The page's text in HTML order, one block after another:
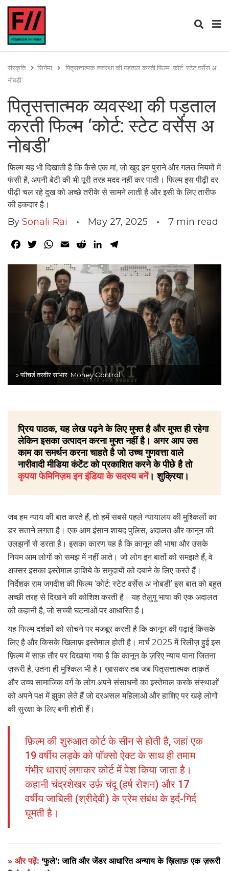
संस्कृति सिनेमा
पितृसत्तात्मक व्यवस्था की पड़ताल करती फिल्म ‘कोर्ट: स्टेट वर्सेस अ
नोबडी’
पितृसत्तात्मक व्यवस्था की पड़ताल
करती फिल्म ‘कोर्ट: स्टेट वर्सेस अ
नोबडी’
फिल्म यह भी दिखाती है कि कैसे एक मां, जो खुद इन पुराने और गलत नियमों में
फंसी है, अपनी बेटी की भी पूरी तरह मदद नहीं कर पाती। फिल्म इस पीढ़ी दर
पीढ़ी चल रहे दुख को अच्छे तरीके से सामने लाती है और इसी के लिए तारीफ
की हकदार है।
By Sonali Rai May 27, 2025 7 min read
Facebook
TwitterWhatsApp
Email RedditLinkedIn
» फीचर्ड तस्वीर साभार: Money Control
प्रिय पाठक, यह लेख पढ़ने के लिए मुफ्त है और मुफ्त ही रहेगा
लेकिन इसका उत्पादन करना मुफ्त नहीं है। अगर आप उस
काम का समर्थन करना चाहते है जो उच्च गुणवत्ता वाले
नारीवादी मीडिया कंटेंट को प्रकाशित करने के पीछे है तो
कृपया फेमिनिज़म इन इंडिया के सदस्य बनें। शुक्रिया।
जब हम न्याय की बात करते हैं, तो हमें सबसे पहले न्यायालय की मुश्किलों का
डर सताने लगता है। एक आम इंसान शायद पुलिस, अदालत और कानून की
उलझनों से डरता है। इसका कारण यह है कि कानून की भाषा और उसके
नियम आम लोगों को समझ में नहीं आते। जो लोग इन बातों को समझते हैं, वे
अक्सर इसका इस्तेमाल हाशिये के समुदायों को दबाने के लिए करते हैं।
निर्देशक राम जगदीश की फिल्म ‘कोर्ट: स्टेट वर्सेस अ नोबडी’ इस बात को बहुत
अच्छी तरह से दिखाने की कोशिश करती है। यह तेलुगु भाषा की एक अदालत
की कहानी है, जो सच्ची घटनाओं पर आधारित है।
यह फिल्म दर्शकों को सोचने पर मजबूर करती है कि कानून की पढ़ाई किसके
लिए है और किसके खिलाफ़ इस्तेमाल होती है। मार्च 2025 में रिलीज़ हुई इस
फ़िल्म में साफ़ तौर पर दिखाया गया है कि कानून के ज़रिए न्याय पाना जितना
ज़रूरी है, उतना ही मुश्किल भी है। ख़ासकर तब जब पितृसत्तात्मक ताक़तें
और उच्च सामाजिक वर्ग के लोग अपने संसाधनों का इस्तेमाल करके संस्थाओं
को अपने पक्ष में झुका लेते हैं जो दरअसल महिलाओं और हाशिए पर खड़े लोगों
की सुरक्षा के लिए बनी होती हैं।
फ़िल्म की शुरुआत कोर्ट के सीन से होती है, जहां एक
19 वर्षीय लड़के को पॉक्सो ऐक्ट के साथ ही तमाम
गंभीर धाराएं लगाकर कोर्ट में पेश किया जाता है।
कहानी चंद्रशेखर उर्फ़ चंदू (हर्ष रोशन) और 17
वर्षीय जाबिली (श्रीदेवी) के प्रेम संबंध के इर्द-गिर्द
घूमती है।
» और पढ़ें: ‘फुले’: जाति और जेंडर आधारित अन्याय के ख़िलाफ़ एक ज़रूरी